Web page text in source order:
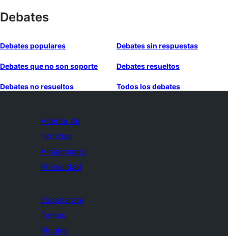
Debates
Debates populares Debates sin respuestas
Debates que no son soporte Debates resueltos
Debates no resueltos Todos los debates
Acerca de
Noticias
Alojamiento
Privacidad
Escaparate
Temas
Plugins